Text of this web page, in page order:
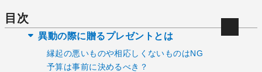
目次
異動の際に贈るプレゼントとは
縁起の悪いものや相応しくないものはNG
予算は事前に決めるべき？